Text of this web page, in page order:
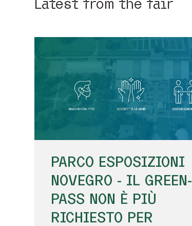
Latest from the fair
PARCO ESPOSIZIONI
NOVEGRO - IL GREEN-
PASS NON È PIÙ
RICHIESTO PER